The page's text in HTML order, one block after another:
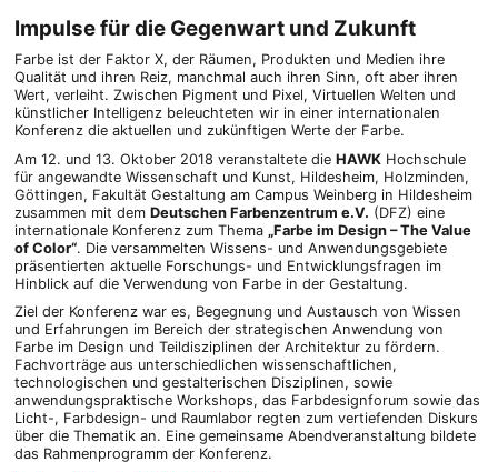
Impulse für die Gegenwart und Zukunft
Farbe ist der Faktor X, der Räumen, Produkten und Medien ihre
Qualität und ihren Reiz, manchmal auch ihren Sinn, oft aber ihren
Wert, verleiht. Zwischen Pigment und Pixel, Virtuellen Welten und
künstlicher Intelligenz beleuchteten wir in einer internationalen
Konferenz die aktuellen und zukünftigen Werte der Farbe.
Am 12. und 13. Oktober 2018 veranstaltete die HAWKHochschule
für angewandte Wissenschaft und Kunst, Hildesheim, Holzminden,
Göttingen, Fakultät Gestaltung am Campus Weinberg in Hildesheim
zusammen mit dem Deutschen Farbenzentrum e.V. (DFZ) eine
internationale Konferenz zum Thema „Farbe im Design – The Value
of Color“. Die versammelten Wissens- und Anwendungsgebiete
präsentierten aktuelle Forschungs- und Entwicklungsfragen im
Hinblick auf die Verwendung von Farbe in der Gestaltung.
Ziel der Konferenz war es, Begegnung und Austausch von Wissen
und Erfahrungen im Bereich der strategischen Anwendung von
Farbe im Design und Teildisziplinen der Architektur zu fördern.
Fachvorträge aus unterschiedlichen wissenschaftlichen,
technologischen und gestalterischen Disziplinen, sowie
anwendungspraktische Workshops, das Farbdesignforum sowie das
Licht-, Farbdesign- und Raumlabor regten zum vertiefenden Diskurs
über die Thematik an. Eine gemeinsame Abendveranstaltung bildete
das Rahmenprogramm der Konferenz.